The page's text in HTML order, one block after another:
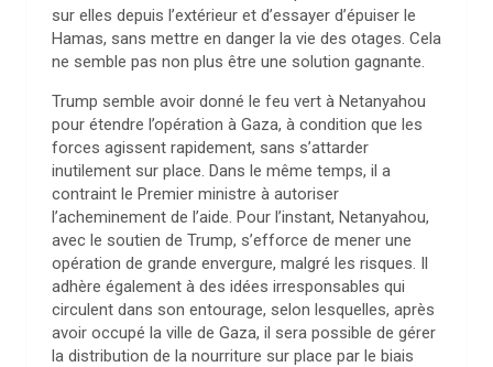
sur elles depuis l’extérieur et d’essayer d’épuiser le
Hamas, sans mettre en danger la vie des otages. Cela
ne semble pas non plus être une solution gagnante.
Trump semble avoir donné le feu vert à Netanyahou
pour étendre l’opération à Gaza, à condition que les
forces agissent rapidement, sans s’attarder
inutilement sur place. Dans le même temps, il a
contraint le Premier ministre à autoriser
l’acheminement de l’aide. Pour l’instant, Netanyahou,
avec le soutien de Trump, s’efforce de mener une
opération de grande envergure, malgré les risques. Il
adhère également à des idées irresponsables qui
circulent dans son entourage, selon lesquelles, après
avoir occupé la ville de Gaza, il sera possible de gérer
la distribution de la nourriture sur place par le biais